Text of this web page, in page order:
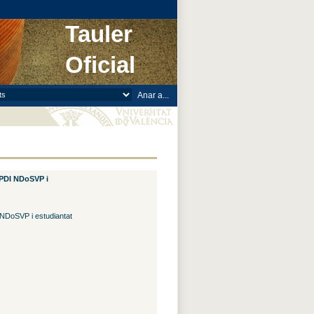
Tauler
Oficial
NDoSVP i
i estudiantat